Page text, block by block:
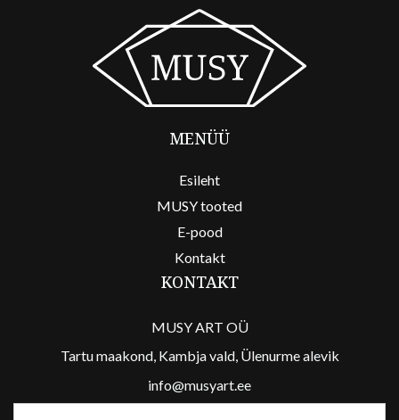
MENÜÜ
Esileht
MUSY tooted
E-pood
Kontakt
KONTAKT
MUSY ART OÜ
Tartu maakond, Kambja vald, Ülenurme alevik
info@musyart.ee